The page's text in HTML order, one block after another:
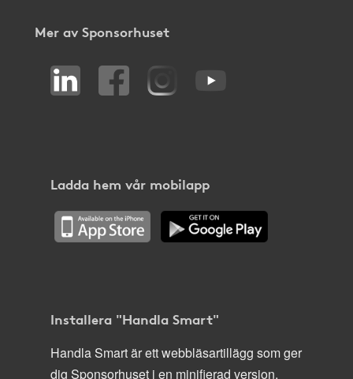
Mer av Sponsorhuset
Ladda hem vår mobilapp
Installera "Handla Smart"
Handla Smart är ett webbläsartillägg som ger
dig Sponsorhuset i en minifierad version,